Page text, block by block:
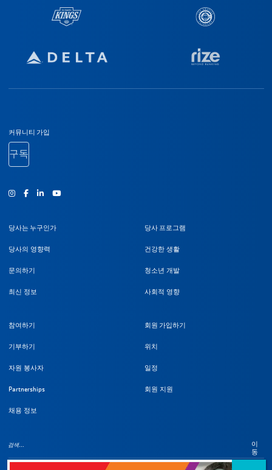
바닥글 탐색
커뮤니티 가입
구독
인스타그램
Facebook유튜브
당사는 누구인가
당사의 영향력
문의하기
최신 정보
당사 프로그램
건강한 생활
청소년 개발
사회적 영향
참여하기
기부하기
자원 봉사자
Partnerships
채용 정보
회원 가입하기
위치
일정
회원 지원
이
동